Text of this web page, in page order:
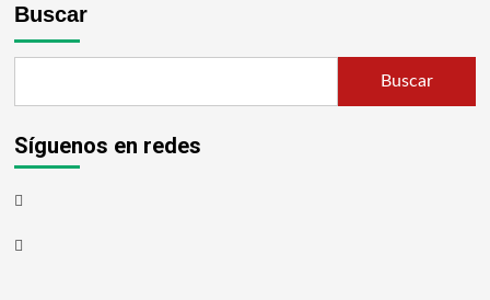
Buscar
Buscar
Síguenos en redes